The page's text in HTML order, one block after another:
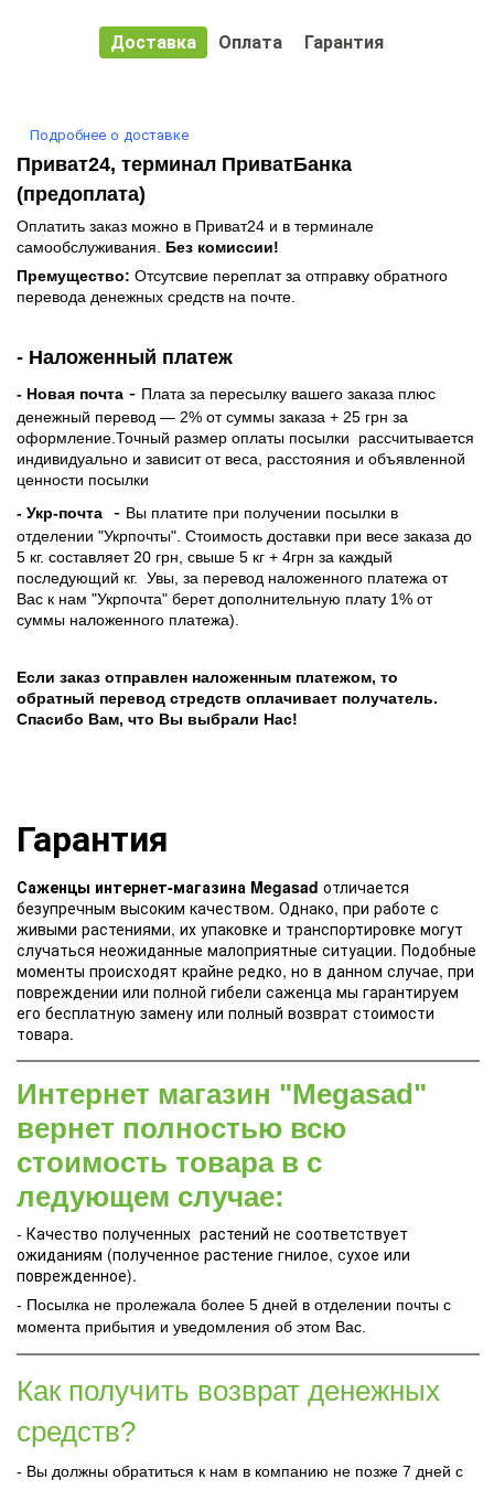
Доставка Оплата Гарантия
Подробнее о доставке
Приват24, терминал ПриватБанка
(предоплата)
Оплатить заказ можно в Приват24 и в терминале
самообслуживания. Без комиссии!
Премущество: Отсутсвие переплат за отправку обратного
перевода денежных средств на почте.
- Наложенный платеж
- Новая почта - Плата за пересылку вашего заказа плюс
денежный перевод — 2% от суммы заказа + 25 грн за
оформление.Точный размер оплаты посылки рассчитывается
индивидуально и зависит от веса, расстояния и объявленной
ценности посылки
- Укр-почта
- Вы платите при получении посылки в
отделении "Укрпочты". Стоимость доставки при весе заказа до
5 кг. составляет 20 грн, свыше 5 кг + 4грн за каждый
последующий кг. Увы, за перевод наложенного платежа от
Вас к нам "Укрпочта" берет дополнительную плату 1% от
суммы наложенного платежа).
Если заказ отправлен наложенным платежом, то
обратный перевод стредств оплачивает получатель.
Спасибо Вам, что Вы выбрали Нас!
Гарантия
Саженцы интернет-магазина Megasad отличается
безупречным высоким качеством. Однако, при работе с
живыми растениями, их упаковке и транспортировке могут
случаться неожиданные малоприятные ситуации. Подобные
моменты происходят крайне редко, но в данном случае, при
повреждении или полной гибели саженца мы гарантируем
его бесплатную замену или полный возврат стоимости
товара.
Интернет магазин "Megasad"
вернет полностью всю
стоимость товара в с
ледующем случае:
- Качество полученных растений не соответствует
ожиданиям (полученное растение гнилое, сухое или
поврежденное).
- Посылка не пролежала более 5 дней в отделении почты с
момента прибытия и уведомления об этом Вас.
Как получить возврат денежных
средств?
- Вы должны обратиться к нам в компанию не позже 7 дней с